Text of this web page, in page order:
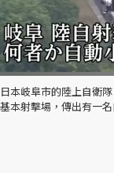
日本岐阜市的陸上自衛
基本射擊場，傳出有一